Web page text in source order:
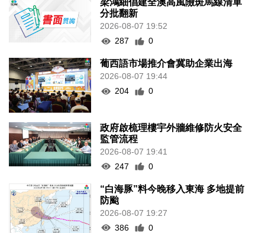
分批翻新
2026-08-07 19:52
287
0
葡西語市場推介會冀助企業出海
2026-08-07 19:44
204
0
政府啟梳理樓宇外牆維修防火安全
監管流程
2026-08-07 19:41
247
0
“白海豚”料今晚移入東海 多地提前
防颱
2026-08-07 19:27
386
0